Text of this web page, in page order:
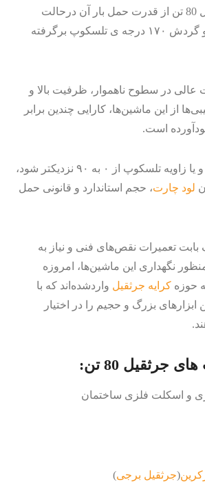
به اصطلاح نام جرثقیل 80 تن از قدرت حمل بار آن درحالت
تلسکوپ کاملاً بسته و گردش ۱۷۰ درجه ­ی تلسکوپ برگرفته
در سطوح ناهموار، ظرفیت بالا و
از این ماشین‌ها، کارایی چندین برابر
است.
اگر تلسکوپ باز شود و یا زاویه تلسکوپ از ۰ به ۹۰ نزدیک­تر شود،
لود چارت، حجم استاندارد و قانونی حمل
تعمیرات نقص‌های فنی و نیاز به
نگهداری این ماشین‌ها، امروزه
حوزه کرایه جرثقیل واردشده‌اند که با
ابزارهای بزرگ و حجیم را در اختیار
جرثقیل 80 تن:
و اسکلت فلزی ساختمان
(جرثقیل برجی)